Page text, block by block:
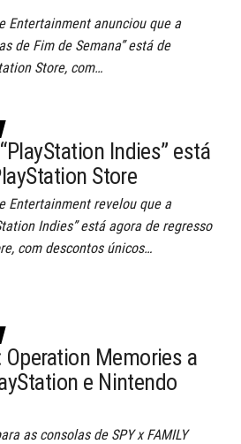
Entertainment anunciou que a
de Fim de Semana” está de
Store, com…
Indies” está
Store
Entertainment revelou que a
Indies” está agora de regresso
com descontos únicos…
Operation Memories a
e Nintendo
as consolas de SPY x FAMILY